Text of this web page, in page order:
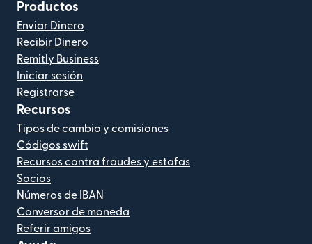
Productos
Enviar Dinero
Recibir Dinero
Remitly Business
Iniciar sesión
Registrarse
Recursos
Tipos de cambio y comisiones
Códigos swift
Recursos contra fraudes y estafas
Socios
Números de IBAN
Conversor de moneda
Referir amigos